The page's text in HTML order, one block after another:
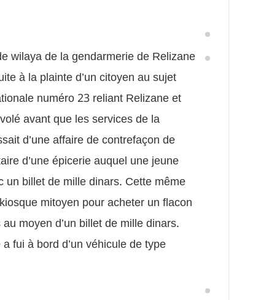
wilaya de la gendarmerie de Relizane
à la plainte d’un citoyen au sujet
numéro 23 reliant Relizane et
avant que les services de la
d’une affaire de contrefaçon de
d’une épicerie auquel une jeune
billet de mille dinars. Cette même
mitoyen pour acheter un flacon
moyen d’un billet de mille dinars.
fui à bord d’un véhicule de type